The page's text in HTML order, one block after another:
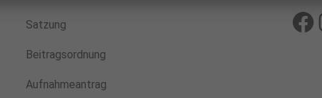
Satzung
Beitragsordnung
Aufnahmeantrag